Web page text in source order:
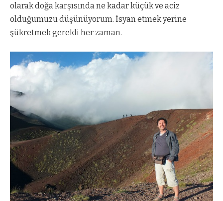
olarak doğa karşısında ne kadar küçük ve aciz
olduğumuzu düşünüyorum. İsyan etmek yerine
şükretmek gerekli her zaman.